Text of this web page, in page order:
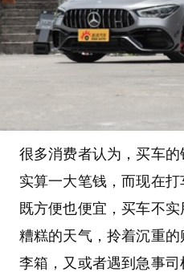
很多消费者认为，买车
实算一大笔钱，而现在
既方便也便宜，买车不
糟糕的天气，拎着沉重
李箱，又或者遇到急事